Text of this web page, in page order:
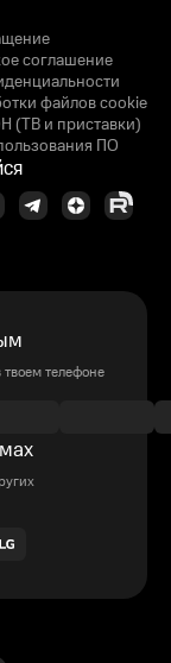
соглашение
файлов cookie
(ТВ и приставки)
ПО
телефоне